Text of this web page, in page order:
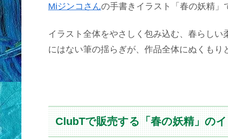
Miジンコさんの手書きイラスト「春の妖精」
イラスト全体をやさしく包み込む、春らし
にはない筆の揺らぎが、作品全体にぬくもり
ClubTで販売する「春の妖精」の